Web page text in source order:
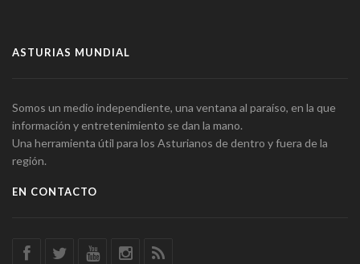
ASTURIAS MUNDIAL
Somos un medio independiente, una ventana al paraíso, en la que
información y entretenimiento se dan la mano.
Una herramienta útil para los Asturianos de dentro y fuera de la
región.
EN CONTACTO